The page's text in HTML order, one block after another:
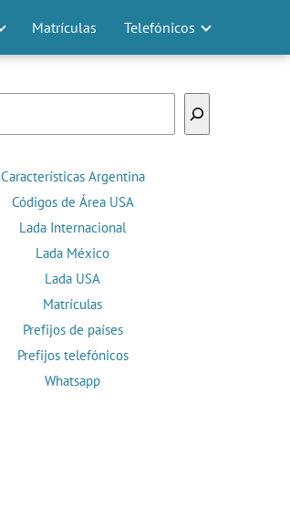
Matrículas Telefónicos
Características Argentina
Códigos de Área USA
Lada Internacional
Lada México
Lada USA
Matrículas
Prefijos de países
Prefijos telefónicos
Whatsapp